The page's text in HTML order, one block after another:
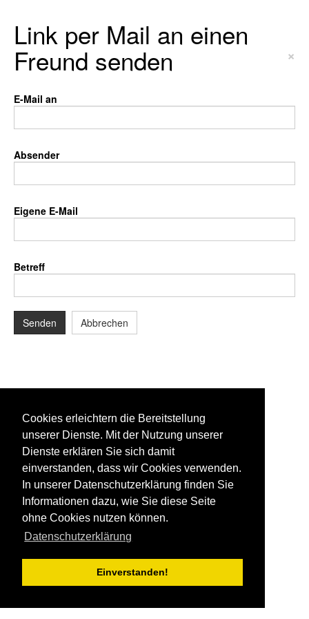
Cookies erleichtern die Bereitstellung
unserer Dienste. Mit der Nutzung unserer
Dienste erklären Sie sich damit
einverstanden, dass wir Cookies verwenden.
In unserer Datenschutzerklärung finden Sie
Informationen dazu, wie Sie diese Seite
ohne Cookies nutzen können.
Datenschutzerklärung
Einverstanden!
Link per Mail an einen
Freund senden ×
E-Mail an
Absender
Eigene E-Mail
Betreff
Senden Abbrechen